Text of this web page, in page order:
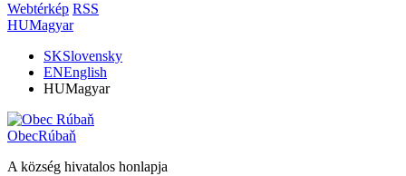
Webtérkép RSS
HUMagyar
SKSlovensky
ENEnglish
HUMagyar
ObecRúbaň
A község hivatalos honlapja